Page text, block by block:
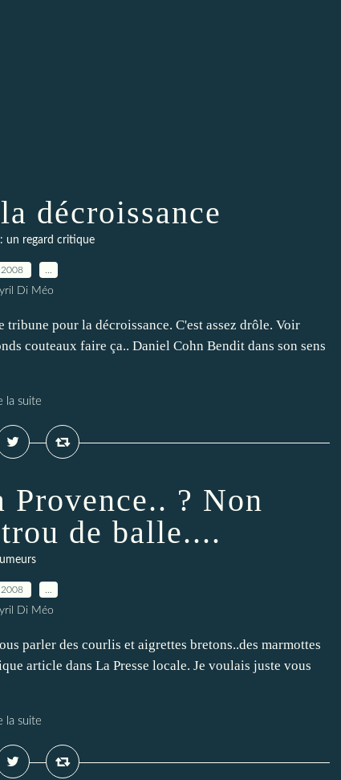
décroissance
un regard critique
Di Méo
tribune pour la décroissance. C'est assez drôle. Voir
couteaux faire ça.. Daniel Cohn Bendit dans son sens
la suite
Provence.. ? Non
de balle....
Di Méo
parler des courlis et aigrettes bretons..des marmottes
article dans La Presse locale. Je voulais juste vous
la suite